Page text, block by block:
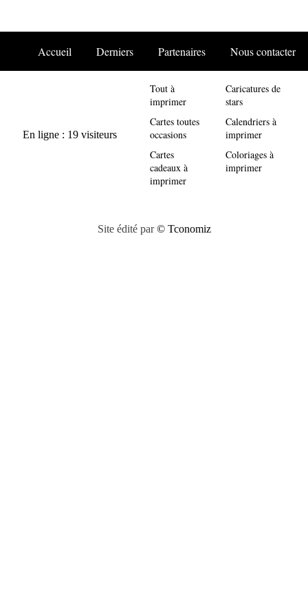
Accueil Derniers Partenaires Nous contacter
Tout à
imprimer
Cartes toutes
occasions
Cartes
cadeaux à
imprimer
Caricatures de
stars
Calendriers à
imprimer
Coloriages à
imprimer
Site édité par© Tconomiz